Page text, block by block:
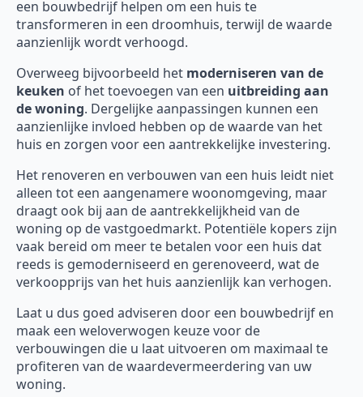
een bouwbedrijf helpen om een huis te
transformeren in een droomhuis, terwijl de waarde
aanzienlijk wordt verhoogd.
Overweeg bijvoorbeeld het moderniseren van de
keuken of het toevoegen van een uitbreiding aan
de woning. Dergelijke aanpassingen kunnen een
aanzienlijke invloed hebben op de waarde van het
huis en zorgen voor een aantrekkelijke investering.
Het renoveren en verbouwen van een huis leidt niet
alleen tot een aangenamere woonomgeving, maar
draagt ook bij aan de aantrekkelijkheid van de
woning op de vastgoedmarkt. Potentiële kopers zijn
vaak bereid om meer te betalen voor een huis dat
reeds is gemoderniseerd en gerenoveerd, wat de
verkoopprijs van het huis aanzienlijk kan verhogen.
Laat u dus goed adviseren door een bouwbedrijf en
maak een weloverwogen keuze voor de
verbouwingen die u laat uitvoeren om maximaal te
profiteren van de waardevermeerdering van uw
woning.